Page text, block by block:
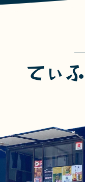
てぃ